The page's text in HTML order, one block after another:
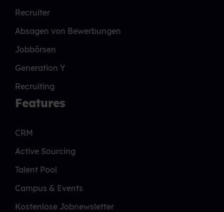
Recruiter
Absagen von Bewerbungen
Jobbörsen
Generation Y
Recruiting
Features
CRM
Active Sourcing
Talent Pool
Campus & Events
Kostenlose Jobnewsletter